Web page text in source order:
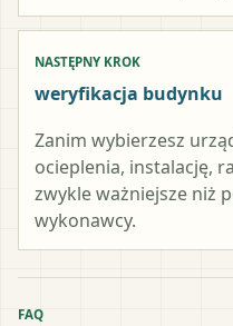
NASTĘPNY KROK
weryfikacja budynku
Zanim wybierzesz
ocieplenia, instalację,
zwykle ważniejsze niż
wykonawcy.
FAQ